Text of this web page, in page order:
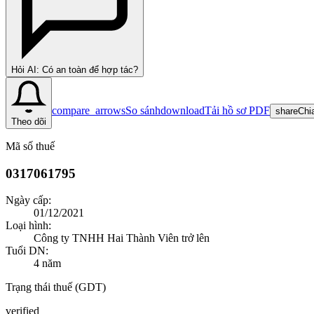
Hỏi AI: Có an toàn để hợp tác?
Theo dõi
compare_arrowsSo sánhdownloadTải hồ sơ PDF share
Mã số thuế
0317061795
Ngày cấp:
01/12/2021
Loại hình:
Công ty TNHH Hai Thành Viên trở lên
Tuổi DN:
4 năm
Trạng thái thuế (GDT)
verified